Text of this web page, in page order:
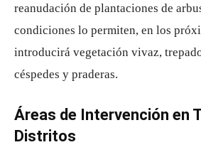
reanudación de plantaciones de
condiciones lo permiten, en los
introducirá vegetación vivaz,
céspedes y praderas.
Áreas de Intervención en
Distritos